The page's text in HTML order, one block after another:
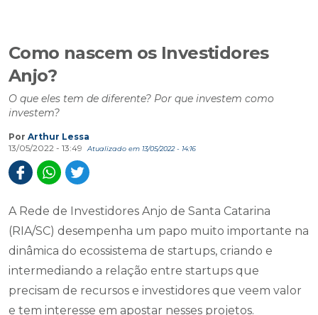
Como nascem os Investidores
Anjo?
O que eles tem de diferente? Por que investem como
investem?
Por Arthur Lessa
13/05/2022 - 13:49
Atualizado em 13/05/2022 - 14:16
A Rede de Investidores Anjo de Santa Catarina
(RIA/SC) desempenha um papo muito importante na
dinâmica do ecossistema de startups, criando e
intermediando a relação entre startups que
precisam de recursos e investidores que veem valor
e tem interesse em apostar nesses projetos.